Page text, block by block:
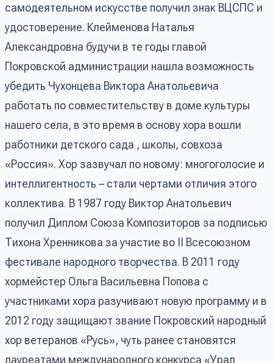
самодеятельном искусстве получил знак ВЦСПС и
удостоверение. Клейменова Наталья
Александровна будучи в те годы главой
Покровской администрации нашла возможность
убедить Чухонцева Виктора Анатольевича
работать по совместительству в доме культуры
нашего села, в это время в основу хора вошли
работники детского сада , школы, совхоза
«Россия». Хор зазвучал по новому: многоголосие и
интеллигентность – стали чертами отличия этого
коллектива. В 1987 году Виктор Анатольевич
получил Диплом Союза Композиторов за подписью
Тихона Хренникова за участие во II Всесоюзном
фестивале народного творчества. В 2011 году
хормейстер Ольга Васильевна Попова с
участниками хора разучивают новую программу и в
2012 году защищают звание Покровский народный
хор ветеранов «Русь», чуть ранее становятся
лауреатами международного конкурса «Урал